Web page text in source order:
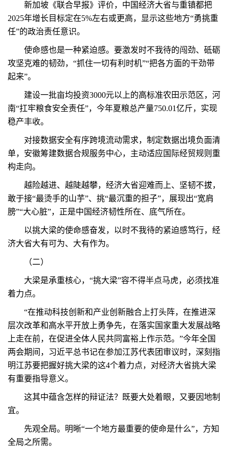
新加坡《联合早报》评价，中国经济大省与重镇都把
2025年增长目标定在5%左右或更高，显示这些地方“勇挑重
任”的政治责任意识。
使命感也是一种紧迫感。要激发时不我待的闯劲、砥砺
攻坚克难的韧劲，“抓住一切有利时机”“把各方面的干劲带
起来”。
建设一批亩均投资3000元以上的高标准农田示范区，河
南“扛牢粮食安全责任”，今年夏粮总产量750.01亿斤，实现
稳产丰收。
对接数据安全有序跨境流动需求，制定数据出境负面清
单，安徽筹建数据合规服务中心，主动适应国际经贸规则重
构走向。
越险越进、越陡越攀，经济大省迎难而上、坚韧不拔，
敢于接“最烫手的山芋”、挑“最沉重的担子”，展现出“宽肩
膀”“大心脏”，正是中国经济韧性所在、底气所在。
以挑大梁的使命感奋发，以时不我待的紧迫感笃行，经
济大省大有可为、大有作为。
（二）
大梁是承重核心，“挑大梁”容不得半点马虎，必须找准
着力点。
“在推动科技创新和产业创新融合上打头阵，在推进深
层次改革和高水平开放上勇争先，在落实国家重大发展战略
上走在前，在促进全体人民共同富裕上作示范。”今年全国
两会期间，习近平总书记在参加江苏代表团审议时，深刻指
明江苏要把握好挑大梁的这4个着力点，对经济大省挑大梁
有重要指导意义。
这其中蕴含怎样的辩证法？既要大处着眼，又要因地制
宜。
先观全局。明晰“一个地方最重要的使命是什么”，方知
全局之所需。